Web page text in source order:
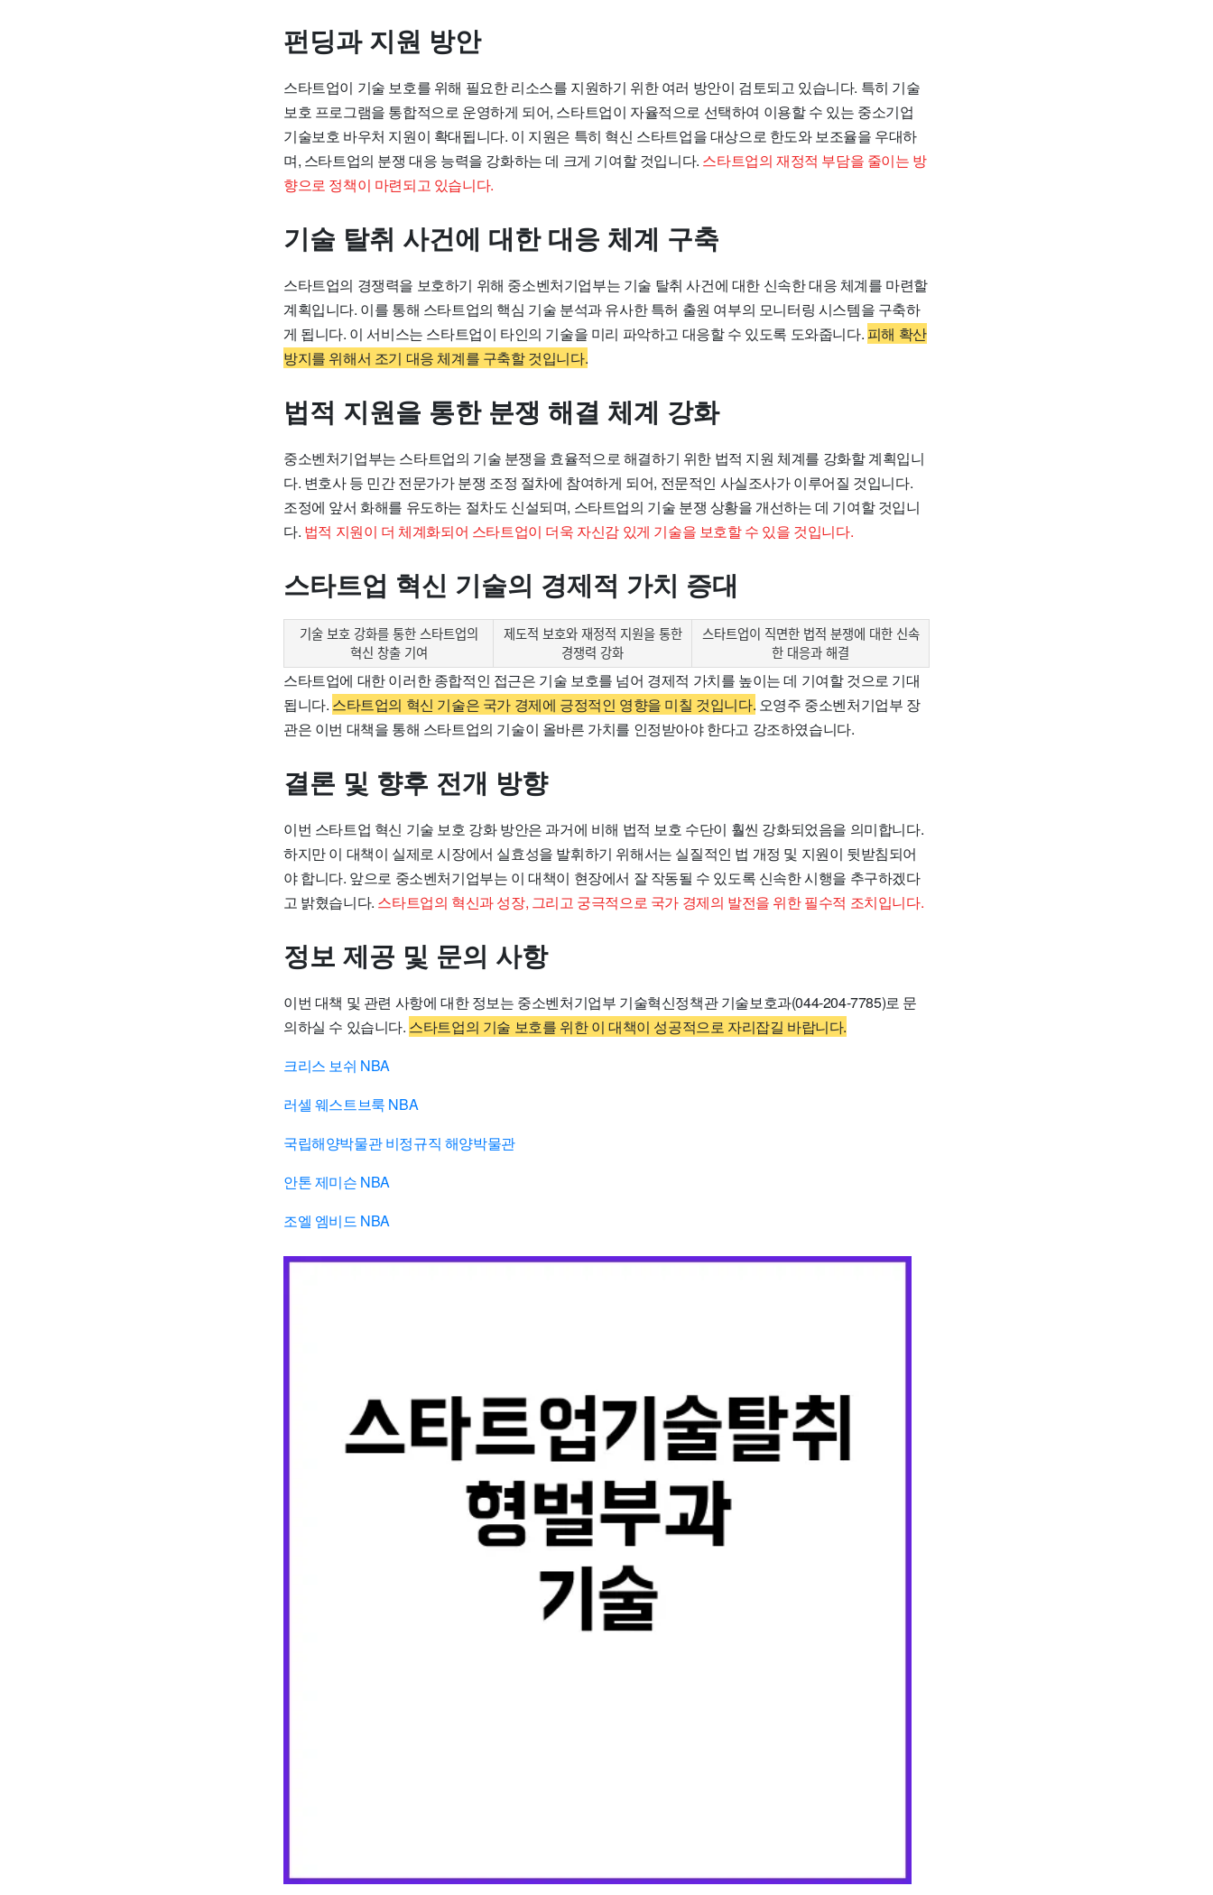
펀딩과 지원 방안
스타트업이 기술 보호를 위해 필요한 리소스를 지원하기 위한 여러 방안이 검토되고 있습니다. 특히 기술
보호 프로그램을 통합적으로 운영하게 되어, 스타트업이 자율적으로 선택하여 이용할 수 있는 중소기업
기술보호 바우처 지원이 확대됩니다. 이 지원은 특히 혁신 스타트업을 대상으로 한도와 보조율을 우대하
며, 스타트업의 분쟁 대응 능력을 강화하는 데 크게 기여할 것입니다. 스타트업의 재정적 부담을 줄이는 방
향으로 정책이 마련되고 있습니다.
기술 탈취 사건에 대한 대응 체계 구축
스타트업의 경쟁력을 보호하기 위해 중소벤처기업부는 기술 탈취 사건에 대한 신속한 대응 체계를 마련할
계획입니다. 이를 통해 스타트업의 핵심 기술 분석과 유사한 특허 출원 여부의 모니터링 시스템을 구축하
게 됩니다. 이 서비스는 스타트업이 타인의 기술을 미리 파악하고 대응할 수 있도록 도와줍니다. 피해 확산
방지를 위해서 조기 대응 체계를 구축할 것입니다.
법적 지원을 통한 분쟁 해결 체계 강화
중소벤처기업부는 스타트업의 기술 분쟁을 효율적으로 해결하기 위한 법적 지원 체계를 강화할 계획입니
다. 변호사 등 민간 전문가가 분쟁 조정 절차에 참여하게 되어, 전문적인 사실조사가 이루어질 것입니다.
조정에 앞서 화해를 유도하는 절차도 신설되며, 스타트업의 기술 분쟁 상황을 개선하는 데 기여할 것입니
다. 법적 지원이 더 체계화되어 스타트업이 더욱 자신감 있게 기술을 보호할 수 있을 것입니다.
스타트업 혁신 기술의 경제적 가치 증대
기술 보호 강화를 통한 스타트업의
혁신 창출 기여
제도적 보호와 재정적 지원을 통한
경쟁력 강화
스타트업이 직면한 법적 분쟁에 대한 신속
한 대응과 해결
스타트업에 대한 이러한 종합적인 접근은 기술 보호를 넘어 경제적 가치를 높이는 데 기여할 것으로 기대
됩니다. 스타트업의 혁신 기술은 국가 경제에 긍정적인 영향을 미칠 것입니다. 오영주 중소벤처기업부 장
관은 이번 대책을 통해 스타트업의 기술이 올바른 가치를 인정받아야 한다고 강조하였습니다.
결론 및 향후 전개 방향
이번 스타트업 혁신 기술 보호 강화 방안은 과거에 비해 법적 보호 수단이 훨씬 강화되었음을 의미합니다.
하지만 이 대책이 실제로 시장에서 실효성을 발휘하기 위해서는 실질적인 법 개정 및 지원이 뒷받침되어
야 합니다. 앞으로 중소벤처기업부는 이 대책이 현장에서 잘 작동될 수 있도록 신속한 시행을 추구하겠다
고 밝혔습니다. 스타트업의 혁신과 성장, 그리고 궁극적으로 국가 경제의 발전을 위한 필수적 조치입니다.
정보 제공 및 문의 사항
이번 대책 및 관련 사항에 대한 정보는 중소벤처기업부 기술혁신정책관 기술보호과(044-204-7785)로 문
의하실 수 있습니다. 스타트업의 기술 보호를 위한 이 대책이 성공적으로 자리잡길 바랍니다.
크리스 보쉬 NBA
러셀 웨스트브룩 NBA
국립해양박물관 비정규직 해양박물관
안톤 제미슨 NBA
조엘 엠비드 NBA